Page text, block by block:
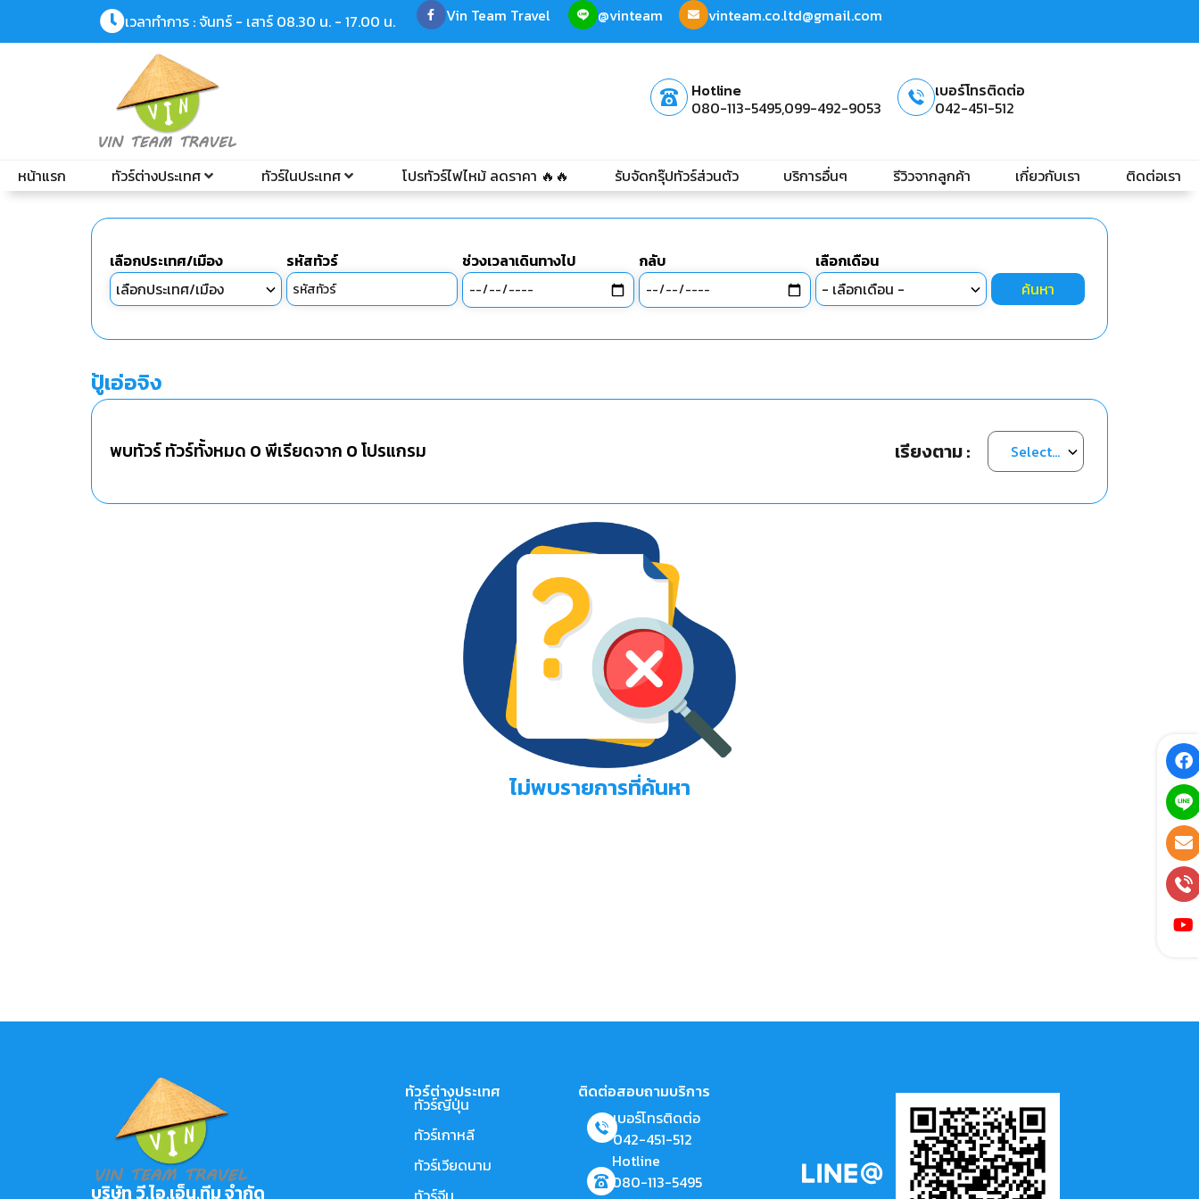
เวลาทำการ : จันทร์ - เสาร์ 08.30 น. - 17.00 น. Vin Team Travel @vinteam vinteam.co.ltd@gmail.com
Hotline
080-113-5495,099-492-9053
เบอร์โทรติดต่อ
042-451-512
หน้าแรก ทัวร์ต่างประเทศ ทัวร์ในประเทศ โปรทัวร์ไฟไหม้ ลดราคา 🔥🔥 รับจัดกรุ๊ปทัวร์ส่วนตัว บริการอื่นๆ รีวิวจากลูกค้า เกี่ยวกับเรา ติดต่อเรา
เลือกประเทศ/เมือง รหัสทัวร์ ช่วงเวลาเดินทางไป กลับ
เลือกเดือน
ค้นหา
ปู้เอ่อจิง
พบทัวร์ ทัวร์ทั้งหมด 0พีเรียดจาก 0โปรแกรม เรียงตาม :
ไม่พบรายการที่ค้นหา
บริษัท วี.ไอ.เอ็น.ทีม จำกัด
ทัวร์ต่างประเทศ
ทัวร์ญี่ปุ่น
ทัวร์เกาหลี
ทัวร์เวียดนาม
ติดต่อสอบถามบริการ
เบอร์โทรติดต่อ
042-451-512
Hotline
080-113-5495